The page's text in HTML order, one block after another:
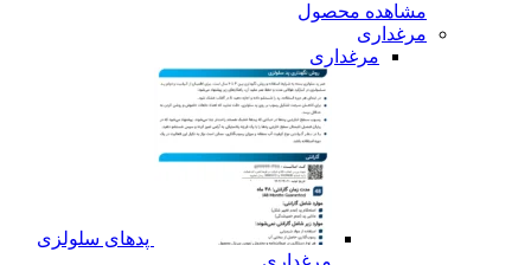
مشاهده محصول
مرغداری
مرغداری
پدهای سلولزی
مرغداری